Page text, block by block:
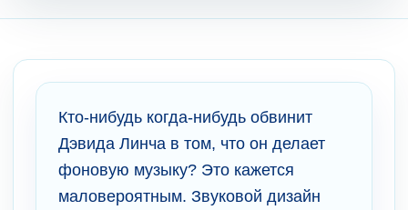
Кто-нибудь когда-нибудь обвинит
Дэвида Линча в том, что он делает
фоновую музыку? Это кажется
маловероятным. Звуковой дизайн